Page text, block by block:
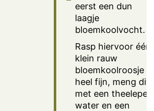
eerst een dun
laagje
bloemkoolvocht.
Rasp hiervoor één
klein rauw
bloemkoolroosje
heel fijn, meng dit
met een theelepel
water en een